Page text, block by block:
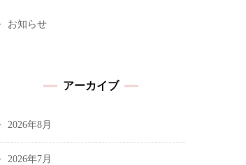
お知らせ
アーカイブ
2026年8月
2026年7月